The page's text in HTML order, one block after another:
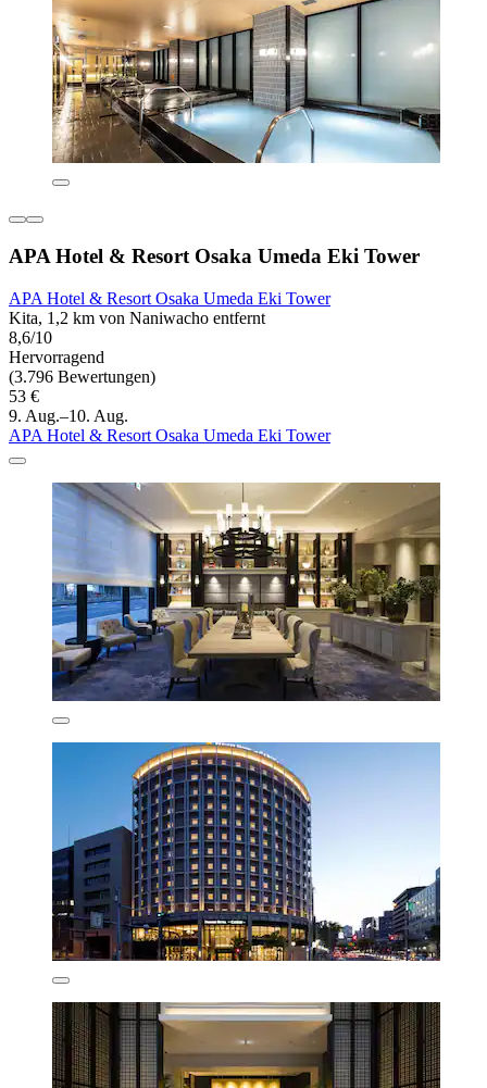
APA Hotel & Resort Osaka Umeda Eki Tower
APA Hotel & Resort Osaka Umeda Eki Tower
Kita, 1,2 km von Naniwacho entfernt
8,6/10
Hervorragend
(3.796 Bewertungen)
53 €
9. Aug.–10. Aug.
APA Hotel & Resort Osaka Umeda Eki Tower